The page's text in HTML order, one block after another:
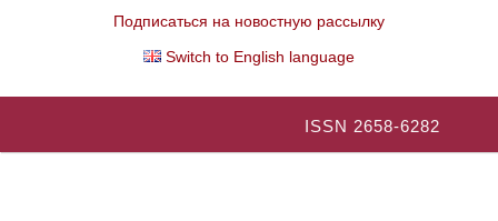
Подписаться на новостную рассылку
Switch to English language
ISSN 2658-6282